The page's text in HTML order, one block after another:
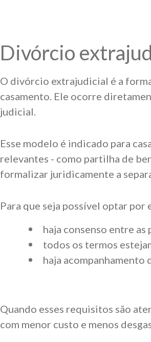
Divórcio
O divórcio extrajudicial é a
casamento. Ele ocorre
judicial.
Esse modelo é indicado para
relevantes - como partilha de
formalizar juridicamente a
Para que seja possível optar por
haja consenso entre as
todos os termos
haja acompanhamento
Quando esses requisitos são
com menor custo e menos